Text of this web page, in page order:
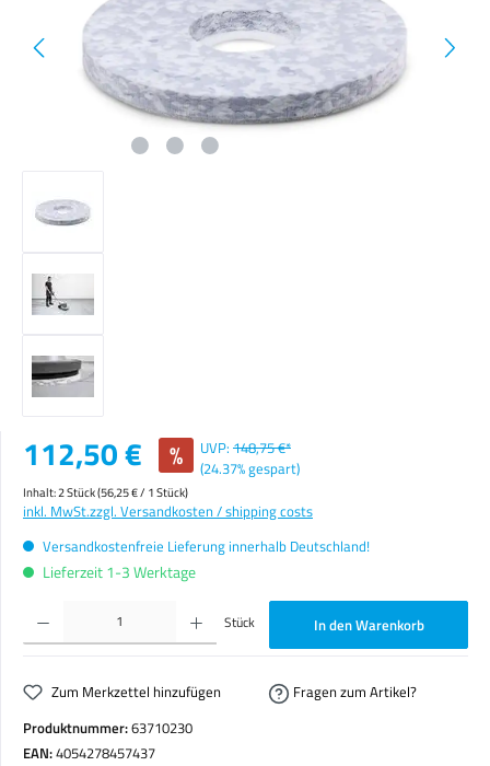
Verkaufspreis:
112,50 € % UVP: 148,75 €*
(24.37% gespart)
Inhalt:2 Stück(56,25 € / 1 Stück)
inkl. MwSt.zzgl. Versandkosten / shipping costs
Versandkostenfreie Lieferung innerhalb Deutschland!
Lieferzeit 1-3 Werktage
Produkt Anzahl: Gib den gewünschten Wert ein oder benutze die Schaltflächen um die Anzahl zu
Stück In den Warenkorb
Zum Merkzettel hinzufügen
Fragen zum Artikel?
Produktnummer:63710230
EAN:4054278457437